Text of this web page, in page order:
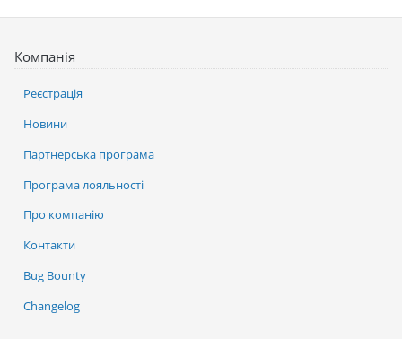
Компанія
Реєстрація
Новини
Партнерська програма
Програма лояльності
Про компанію
Контакти
Bug Bounty
Changelog